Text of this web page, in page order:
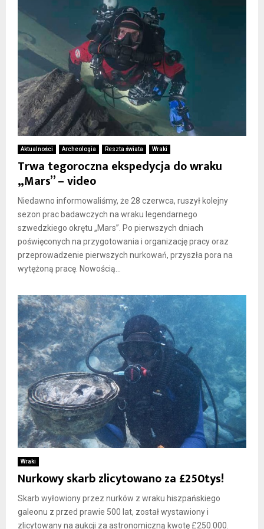
Aktualności Archeologia Reszta świata Wraki
Trwa tegoroczna ekspedycja do wraku
„Mars” – video
Niedawno informowaliśmy, że 28 czerwca, ruszył kolejny
sezon prac badawczych na wraku legendarnego
szwedzkiego okrętu „Mars”. Po pierwszych dniach
poświęconych na przygotowania i organizację pracy oraz
przeprowadzenie pierwszych nurkowań, przyszła pora na
wytężoną pracę. Nowością...
Wraki
Nurkowy skarb zlicytowano za £250tys!
Skarb wyłowiony przez nurków z wraku hiszpańskiego
galeonu z przed prawie 500 lat, został wystawiony i
zlicytowany na aukcji za astronomiczną kwotę £250.000.